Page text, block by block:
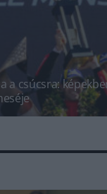
a csúcsra: